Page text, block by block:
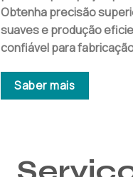
Obtenha precisão
suaves e produção
confiável para
Saber mais